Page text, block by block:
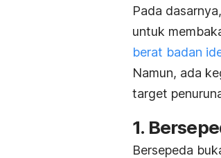
Pada
untuk
berat badan
Namun, ada
target
1.
Bersepeda